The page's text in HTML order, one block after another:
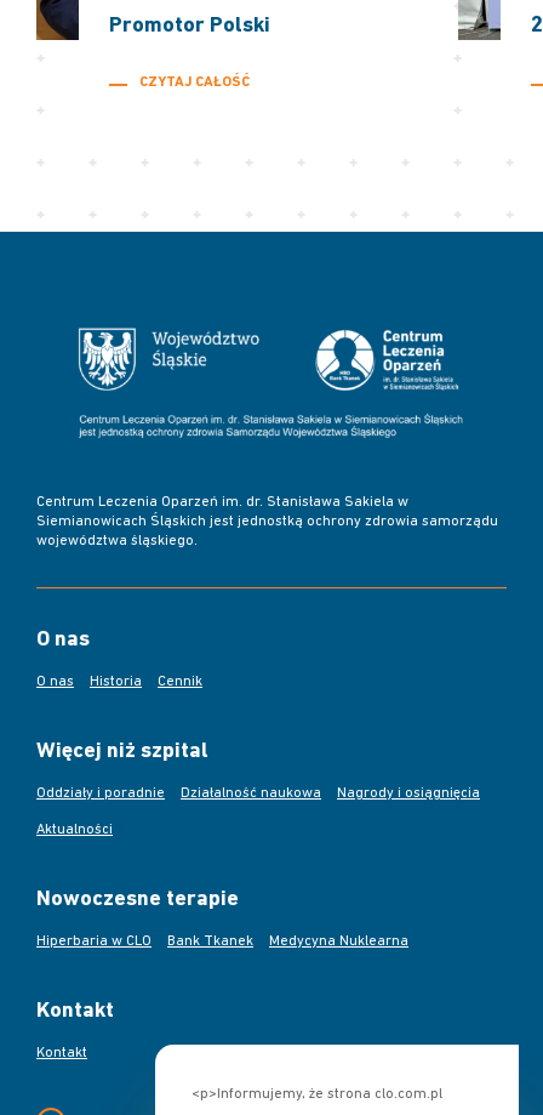
Promotor Polski
CZYTAJ CAŁOŚĆ
Centrum Leczenia Oparzeń im. dr. Stanisława Sakiela w
Siemianowicach Śląskich jest jednostką ochrony zdrowia samorządu
województwa śląskiego.
O nas
O nas Historia Cennik
Więcej niż szpital
Oddziały i poradnie Działalność naukowa Nagrody i osiągnięcia
Aktualności
Nowoczesne terapie
Hiperbaria w CLO Bank Tkanek Medycyna Nuklearna
Kontakt
Kontakt
<p>Informujemy, że strona clo.com.pl